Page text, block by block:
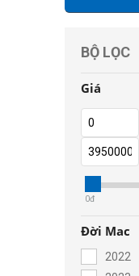
BỘ LỌC
Giá
0đ
Đời Mac
2022